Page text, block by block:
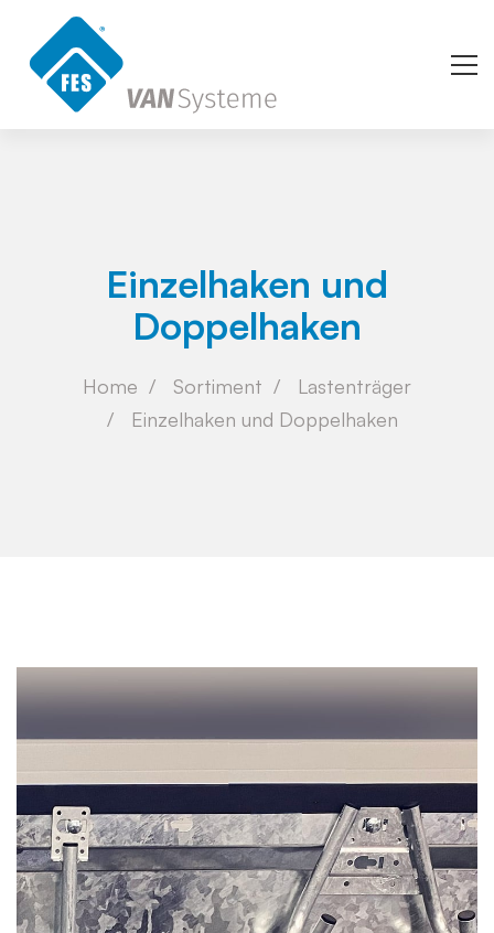
Einzelhaken und
Doppelhaken
Home Sortiment
Lastenträger
Einzelhaken und Doppelhaken